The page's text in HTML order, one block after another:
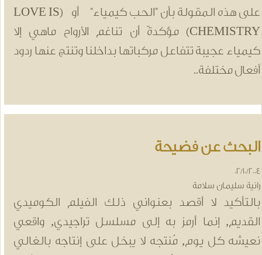
على هذه المقولة بأن "الحب كيمياء" أو (LOVE IS
CHEMISTRY) مؤكدةً أن تناغم الأرواح ماهي إلا
عجيبة تتفاعل مركباتها بداخلنا وتنتج عنها ردود
مختلفة..
عن فضيحة
02/10/
سليمان سلامة
لا أقصد بعنواني ذلك الفيلم الكوميدي
إنما أرمز به إلى مسلسل تراجيدي, واقعي
كل يوم, مُنتجه لا يبخل على إنتاجه بالغالي